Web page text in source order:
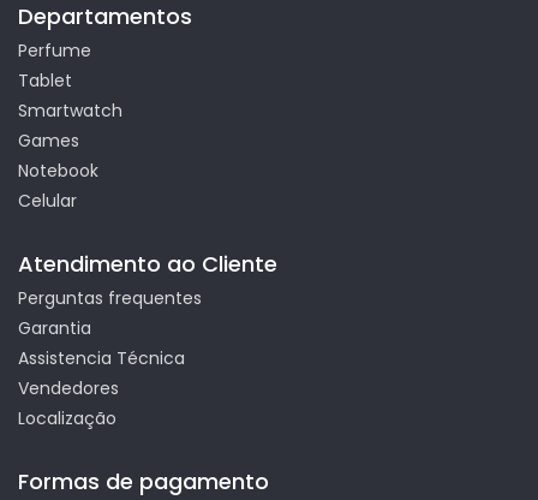
Departamentos
Perfume
Tablet
Smartwatch
Games
Notebook
Celular
Atendimento ao Cliente
Perguntas frequentes
Garantia
Assistencia Técnica
Vendedores
Localização
Formas de pagamento